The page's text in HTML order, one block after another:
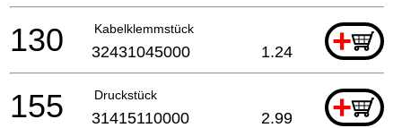
Kabelklemmstück +
130 32431045000 1.24
Druckstück +
155 31415110000 2.99